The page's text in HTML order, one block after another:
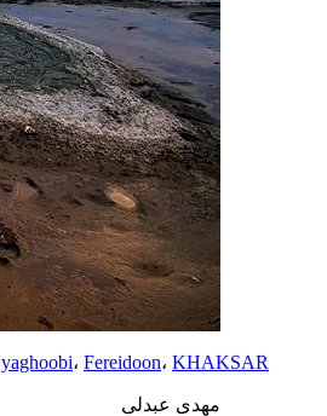
yaghoobi، Fereidoon، KHAKSAR
مهدی عبدلی